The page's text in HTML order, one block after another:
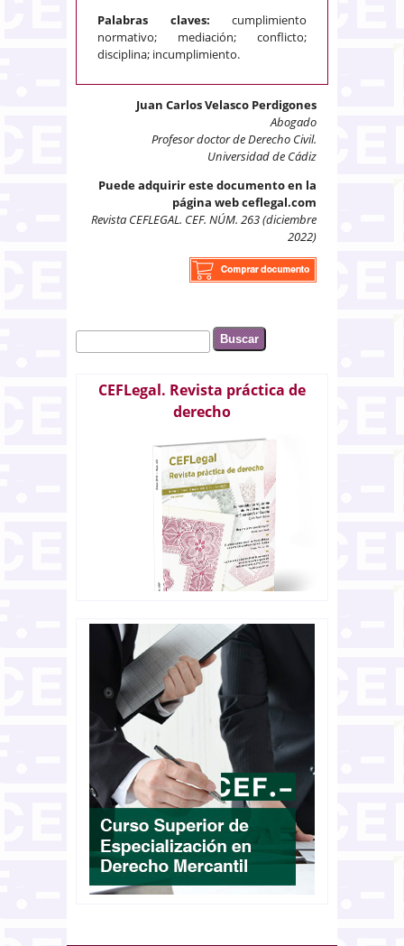
Palabras claves: cumplimiento
normativo; mediación; conflicto;
disciplina; incumplimiento.
Juan Carlos Velasco Perdigones
Abogado
Profesor doctor de Derecho Civil.
Universidad de Cádiz
Puede adquirir este documento en la
página web ceflegal.com
Revista CEFLEGAL. CEF. NÚM. 263 (diciembre
2022)
Formulario de búsqueda
Buscar
CEFLegal. Revista práctica de
derecho